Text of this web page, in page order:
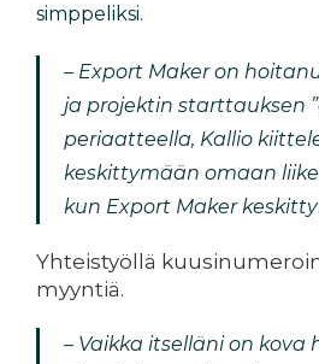
simppeliksi.
– Export Maker on
ja projektin starttauksen
periaatteella, Kallio
keskittymään omaan
kun Export Maker
Yhteistyöllä
myyntiä.
– Vaikka itselläni on kova